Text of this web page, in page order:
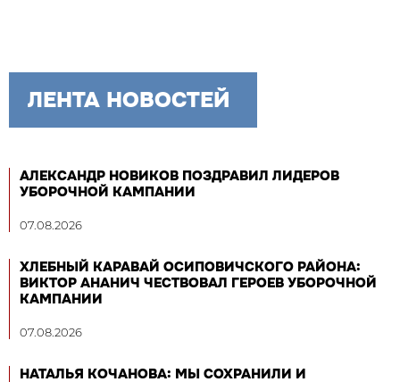
ЛЕНТА НОВОСТЕЙ
АЛЕКСАНДР НОВИКОВ ПОЗДРАВИЛ ЛИДЕРОВ
УБОРОЧНОЙ КАМПАНИИ
07.08.2026
ХЛЕБНЫЙ КАРАВАЙ ОСИПОВИЧСКОГО РАЙОНА:
ВИКТОР АНАНИЧ ЧЕСТВОВАЛ ГЕРОЕВ УБОРОЧНОЙ
КАМПАНИИ
07.08.2026
НАТАЛЬЯ КОЧАНОВА: МЫ СОХРАНИЛИ И